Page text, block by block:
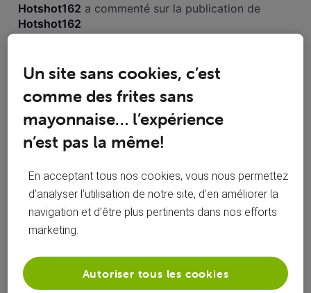
activités
Hotshot162 a commenté sur la publication de
Hotshot162
Bonjour, Depuis plusieurs semaines ma mère n'arrive pas à
se connecter au forum, elle a à chaque fois le message
"L'identification a échoué. E-mail ou mot de passe non
valides." Lorsqu'on veut réinitialiser le mot de passe, elle ne
reçoit aucun email de la part de Voo (rien dans les spams
utiliseLorsque j'essaie de créer un nouveau
compte sur le forum, un message m'indique
que son adresse mail est déjà utilisée.
Hotshot162 a commenté sur la publication de
Un site sans cookies, c’est
comme des frites sans
mayonnaise… l’expérience
n’est pas la même!
En acceptant tous nos cookies, vous nous permettez
d’analyser l’utilisation de notre site, d’en améliorer la
navigation et d’être plus pertinents dans nos efforts
marketing.
Autoriser tous les cookies